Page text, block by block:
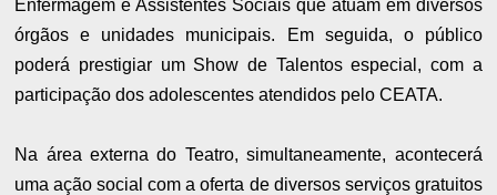
Enfermagem e Assistentes Sociais que atuam em diversos
órgãos e unidades municipais. Em seguida, o público
poderá prestigiar um Show de Talentos especial, com a
participação dos adolescentes atendidos pelo CEATA.
Na área externa do Teatro, simultaneamente, acontecerá
uma ação social com a oferta de diversos serviços gratuitos